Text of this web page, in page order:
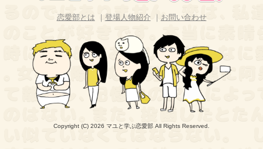
恋愛部とは ｜ 登場人物紹介 お問い合わせ
Copyright (C) 2026 マユと学ぶ恋愛部 All Rights Reserved.